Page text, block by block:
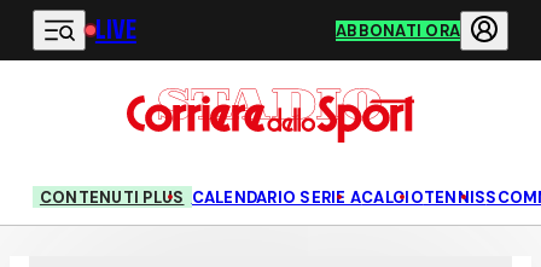
Vai al contenuto principale
LIVE ABBONATI ORA
CONTENUTI PLUS CALENDARIO SERIE ACALCIOTENNIS